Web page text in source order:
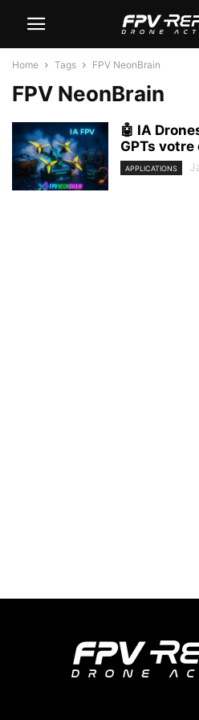
Home Tags FPV NeonBrain
FPV NeonBrain
🤖 IA
GPTs
APPLICATIONS